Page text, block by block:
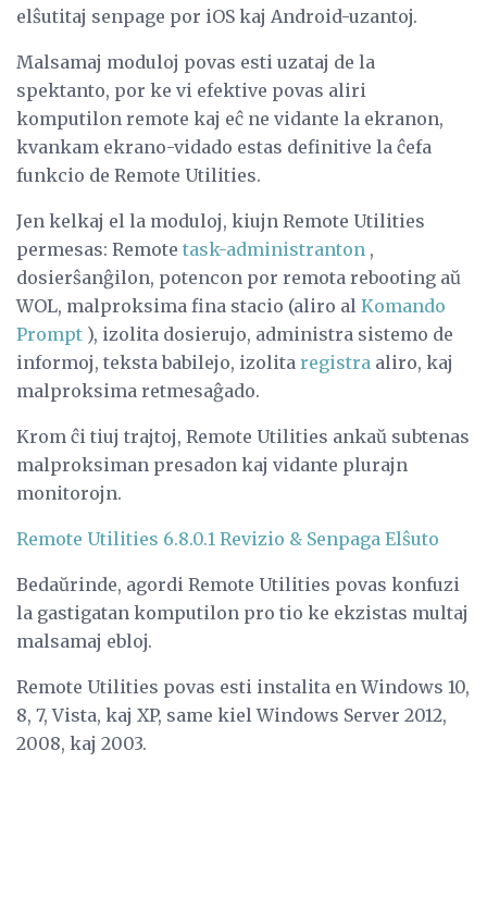
elŝutitaj senpage por iOS kaj Android-uzantoj.
Malsamaj moduloj povas esti uzataj de la
spektanto, por ke vi efektive povas aliri
komputilon remote kaj eĉ ne vidante la ekranon,
kvankam ekrano-vidado estas definitive la ĉefa
funkcio de Remote Utilities.
Jen kelkaj el la moduloj, kiujn Remote Utilities
permesas: Remote task-administranton ,
dosierŝanĝilon, potencon por remota rebooting aŭ
WOL, malproksima fina stacio (aliro al Komando
Prompt ), izolita dosierujo, administra sistemo de
informoj, teksta babilejo, izolita registra aliro, kaj
malproksima retmesaĝado.
Krom ĉi tiuj trajtoj, Remote Utilities ankaŭ subtenas
malproksiman presadon kaj vidante plurajn
monitorojn.
Remote Utilities 6.8.0.1 Revizio & Senpaga Elŝuto
Bedaŭrinde, agordi Remote Utilities povas konfuzi
la gastigatan komputilon pro tio ke ekzistas multaj
malsamaj ebloj.
Remote Utilities povas esti instalita en Windows 10,
8, 7, Vista, kaj XP, same kiel Windows Server 2012,
2008, kaj 2003.